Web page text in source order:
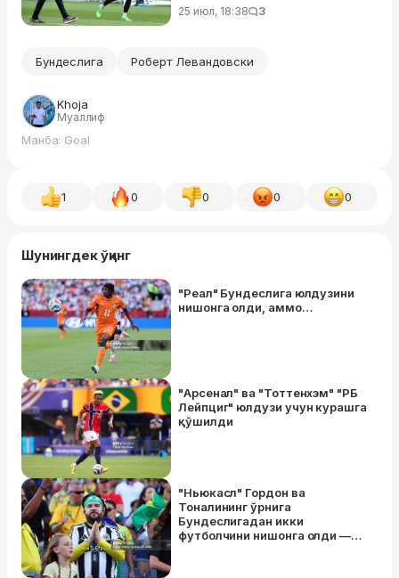
25 июл, 18:38 3
Бундеслига Роберт Левандовски
Khoja
Муаллиф
Манба: Goal
1 0 0 0 0
Шунингдек ўқинг
"Реал" Бундеслига юлдузини
нишонга олди, аммо…
"Арсенал" ва "Тоттенхэм" "РБ
Лейпциг" юлдузи учун курашга
қўшилди
"Ньюкасл" Гордон ва
Тоналининг ўрнига
Бундеслигадан икки
футболчини нишонга олди —